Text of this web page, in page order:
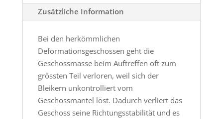
Zusätzliche Information
Bei den herkömmlichen
Deformationsgeschossen geht die
Geschossmasse beim Auftreffen oft zum
grössten Teil verloren, weil sich der
Bleikern unkontrolliert vom
Geschossmantel löst. Dadurch verliert das
Geschoss seine Richtungsstabilität und es